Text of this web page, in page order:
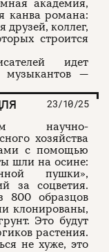
академия,
канва романа:
коллег,
строится
идет
—
23/10/25
научно-
хозяйства
с помощью
шли на осине:
пушки»,
за соцветия.
800 образцов
клонированы,
Это будут
растения.
не хуже, это
Рекламодателям